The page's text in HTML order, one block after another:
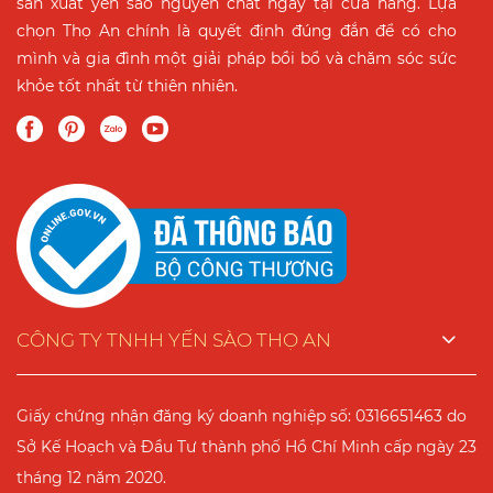
chọn Thọ An chính là quyết định đúng đắn để có cho
mình và gia đình một giải pháp bồi bổ và chăm sóc sức
khỏe tốt nhất từ thiên nhiên.
CÔNG TY TNHH YẾN SÀO THỌ AN
Giấy chứng nhận đăng ký doanh nghiệp số: 0316651463 do
Sở Kế Hoạch và Đầu Tư thành phố Hồ Chí Minh cấp ngày 23
tháng 12 năm 2020.